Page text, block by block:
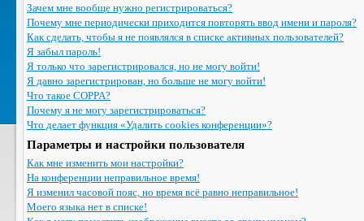
Зачем мне вообще нужно регистрироваться?
Почему мне периодически приходится повторять ввод имени и пароля?
Как сделать, чтобы я не появлялся в списке активных пользователей?
Я забыл пароль!
Я только что зарегистрировался, но не могу войти!
Я давно зарегистрирован, но больше не могу войти!
Что такое COPPA?
Почему я не могу зарегистрироваться?
Что делает функция «Удалить cookies конференции»?
Параметры и настройки пользователя
Как мне изменить мои настройки?
На конференции неправильное время!
Я изменил часовой пояс, но время всё равно неправильное!
Моего языка нет в списке!